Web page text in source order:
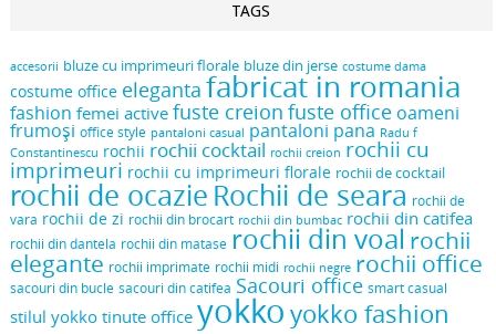
TAGS
accesorii bluze cu imprimeuri florale bluze din jerse costume dama
costume office eleganta fabricat in romania
fashion femei active fuste creion fuste office oameni
frumoși office style pantaloni casual pantaloni pana Radu f
Constantinescu rochii rochii cocktail rochii creion rochii cu
imprimeuri rochii cu imprimeuri florale rochii de cocktail
rochii de ocazie Rochii de seara rochii de
vara rochii de zi rochii din brocart rochii din bumbac rochii din catifea
rochii din dantela rochii din matase rochii din voal rochii
elegante rochii imprimate rochii midi rochii negre rochii office
sacouri din bucle sacouri din catifea Sacouri office smart casual
stilul yokko tinute office yokko yokko fashion